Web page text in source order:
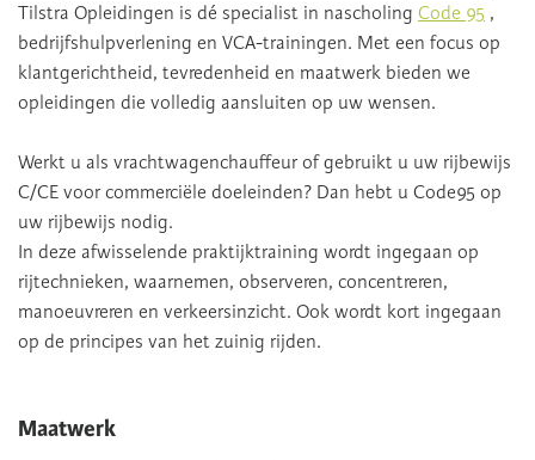
Tilstra Opleidingen is dé specialist in nascholing Code 95 ,
bedrijfshulpverlening en VCA-trainingen. Met een focus op
klantgerichtheid, tevredenheid en maatwerk bieden we
opleidingen die volledig aansluiten op uw wensen.
Werkt u als vrachtwagenchauffeur of gebruikt u uw rijbewijs
C/CE voor commerciële doeleinden? Dan hebt u Code95 op
uw rijbewijs nodig.
In deze afwisselende praktijktraining wordt ingegaan op
rijtechnieken, waarnemen, observeren, concentreren,
manoeuvreren en verkeersinzicht. Ook wordt kort ingegaan
op de principes van het zuinig rijden.
Maatwerk